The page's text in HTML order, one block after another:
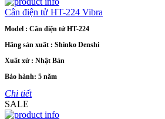
Cân điện tử HT-224 Vibra
Model : Cân điện tử HT-224
Hãng sản xuất : Shinko Denshi
Xuất xứ : Nhật Bản
Bảo hành: 5 năm
Chi tiết
SALE